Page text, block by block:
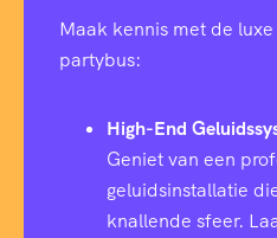
Maak kennis met de
partybus:
High-End
Geniet van een
geluidsinstallatie
knallende sfeer.